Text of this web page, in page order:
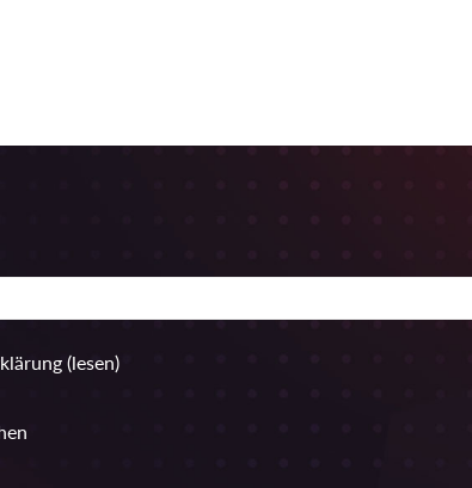
(lesen)